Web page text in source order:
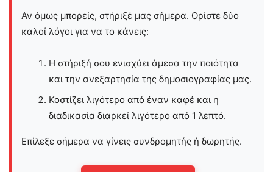
Αν όμως μπορείς, στήριξέ μας σήμερα. Ορίστε δύο
καλοί λόγοι για να το κάνεις:
Η στήριξή σου ενισχύει άμεσα την ποιότητα
και την ανεξαρτησία της δημοσιογραφίας μας.
Κοστίζει λιγότερο από έναν καφέ και η
διαδικασία διαρκεί λιγότερο από 1 λεπτό.
Επίλεξε σήμερα να γίνεις συνδρομητής ή δωρητής.